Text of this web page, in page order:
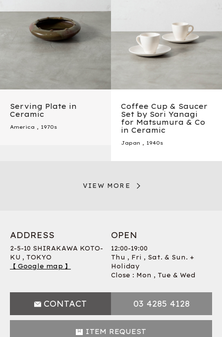
Serving Plate in
Ceramic
America , 1970s
Coffee Cup & Saucer
Set by Sori Yanagi
for Matsumura & Co
in Ceramic
Japan , 1940s
VIEW MORE
ADDRESS
2-5-10 SHIRAKAWA KOTO-
KU , TOKYO
【 Google map 】
OPEN
12:00-19:00
Thu , Fri , Sat. & Sun. +
Holiday
Close : Mon , Tue & Wed
CONTACT 03 4285 4128
ITEM REQUEST